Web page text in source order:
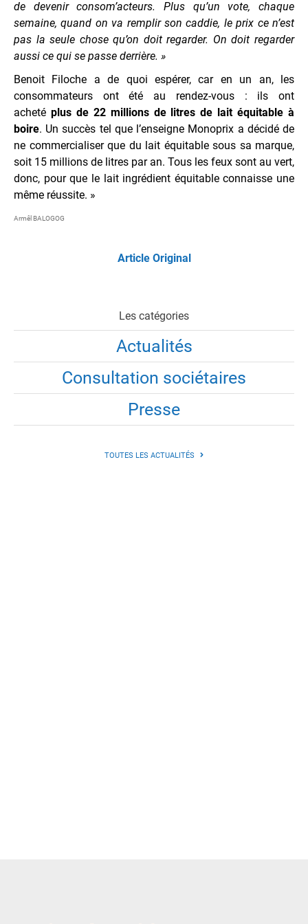
de devenir consom’acteurs. Plus qu’un vote, chaque
semaine, quand on va remplir son caddie, le prix ce n’est
pas la seule chose qu’on doit regarder. On doit regarder
aussi ce qui se passe derrière. »
Benoit Filoche a de quoi espérer, car en un an, les
consommateurs ont été au rendez-vous : ils ont
acheté plus de 22 millions de litres de lait équitable à
boire. Un succès tel que l’enseigne Monoprix a décidé de
ne commercialiser que du lait équitable sous sa marque,
soit 15 millions de litres par an. Tous les feux sont au vert,
donc, pour que le lait ingrédient équitable connaisse une
même réussite. »
Armêl BALOGOG
Article Original
Les catégories
Actualités
Consultation sociétaires
Presse
TOUTES LES ACTUALITÉS